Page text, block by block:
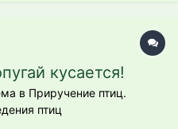
кусается!
в Приручение птиц.
птиц